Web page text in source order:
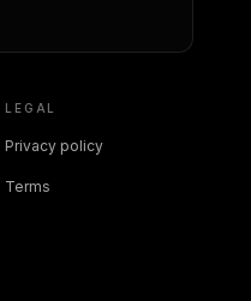
LEGAL
Privacy policy
Terms